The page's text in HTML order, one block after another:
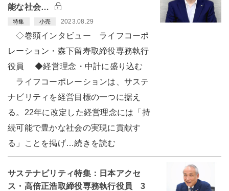
能な社会…
特集 小売 2023.08.29
◇巻頭インタビュー ライフコーポ
レーション・森下留寿取締役専務執行
役員 ◆経営理念・中計に盛り込む
ライフコーポレーションは、サステ
ナビリティを経営目標の一つに据え
る。22年に改定した経営理念には「持
続可能で豊かな社会の実現に貢献す
る」ことを掲げ…続きを読む
サステナビリティ特集：日本アクセ
ス・高倍正浩取締役専務執行役員 3